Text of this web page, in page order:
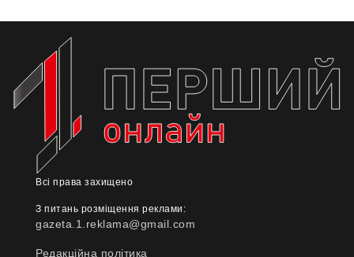
Всі права захищено
З питань розміщення реклами:
gazeta.1.reklama@gmail.com
Редакційна політика